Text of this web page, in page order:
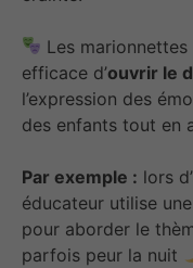
Les
efficace d’ouvrir le
l’expression des
des enfants tout en
Par exemple : lors
éducateur utilise
pour aborder le
parfois peur la nuit